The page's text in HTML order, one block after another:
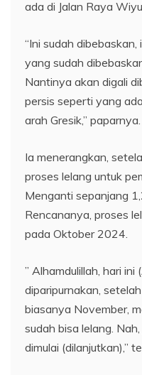
ada di Jalan Raya
“Ini sudah dibebaskan,
yang sudah
Nantinya akan digali
persis seperti yang
arah Gresik,” paparnya.
Ia menerangkan,
proses lelang untuk
Menganti sepanjang
Rencananya, proses
pada Oktober 2024.
” Alhamdulillah, hari
diparipurnakan,
biasanya November,
sudah bisa lelang.
dimulai (dilanjutkan),”